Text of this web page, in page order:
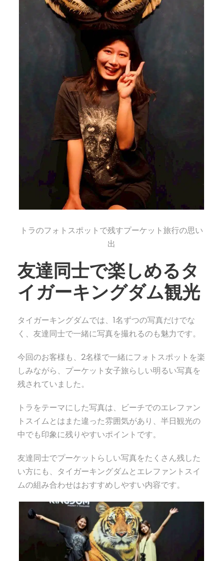
トラのフォトスポットで残すプーケット旅行の思い
出
友達同士で楽しめるタ
イガーキングダム観光
タイガーキングダムでは、1名ずつの写真だけでな
く、友達同士で一緒に写真を撮れるのも魅力です。
今回のお客様も、2名様で一緒にフォトスポットを楽
しみながら、プーケット女子旅らしい明るい写真を
残されていました。
トラをテーマにした写真は、ビーチでのエレファン
トスイムとはまた違った雰囲気があり、半日観光の
中でも印象に残りやすいポイントです。
友達同士でプーケットらしい写真をたくさん残した
い方にも、タイガーキングダムとエレファントスイ
ムの組み合わせはおすすめしやすい内容です。